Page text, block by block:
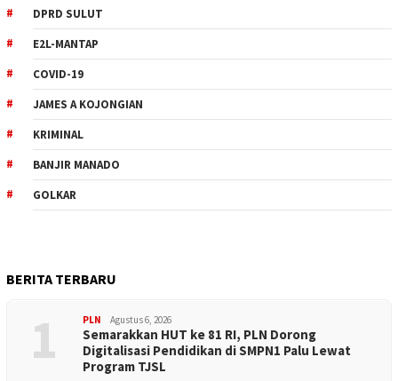
DPRD SULUT
E2L-MANTAP
COVID-19
JAMES A KOJONGIAN
KRIMINAL
BANJIR MANADO
GOLKAR
BERITA TERBARU
1 PLN Agustus 6, 2026
Semarakkan HUT ke 81 RI, PLN Dorong
Digitalisasi Pendidikan di SMPN1 Palu Lewat
Program TJSL